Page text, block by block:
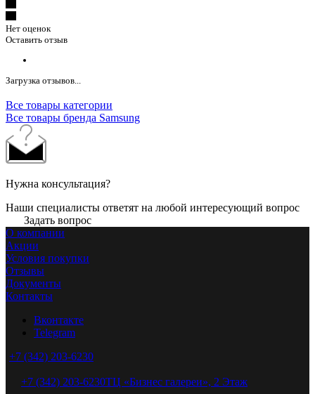
Нет оценок
Оставить отзыв
Загрузка отзывов...
Все товары категории
Все товары бренда Samsung
Нужна консультация?
Наши специалисты ответят на любой интересующий вопрос
Задать вопрос
О компании
Акции
Условия покупки
Отзывы
Документы
Контакты
Вконтакте
Telegram
+7 (342) 203-6230
+7 (342) 203-6230ТЦ «Бизнес галереи», 2 Этаж